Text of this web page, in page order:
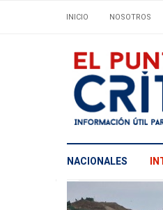
INICIO NOSOTROS
NACIONALES